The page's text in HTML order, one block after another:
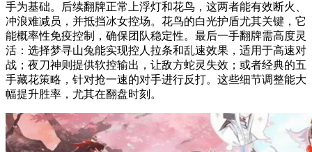
手为基础。后续翻牌正常上浮灯和花鸟，这两者能有效断火、
冲浪难减员，并抵挡冰女控场。花鸟的白光护盾尤其关键，它
能概率性免疫控制，确保团队稳定性。最后一手翻牌需高度灵
活：选择梦寻山兔能实现控人拉条和乱速效果，适用于高速对
战；夜刀神则提供软控输出，让敌方蛇灵失效；或者经典的五
手藏花策略，针对抢一速的对手进行反打。这些细节调整能大
幅提升胜率，尤其在翻盘时刻。